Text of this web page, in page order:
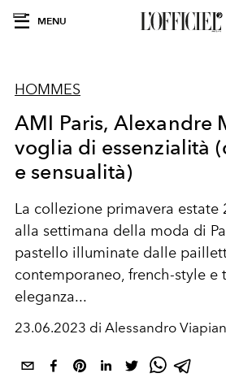
MENU
HOMMES
AMI Paris, Alexandre
voglia di essenzialità
e sensualità)
La collezione primavera estate
alla settimana della moda di
pastello illuminate dalle
contemporaneo, french-style e
eleganza...
23.06.2023 di Alessandro